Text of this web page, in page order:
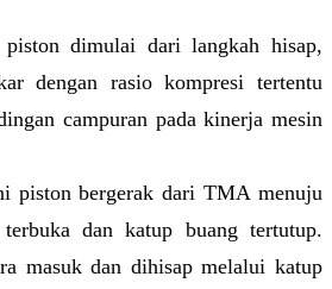
dimulai dari langkah hisap,
dengan rasio kompresi tertentu
campuran pada kinerja mesin
piston bergerak dari TMA menuju
dan katup buang tertutup.
masuk dan dihisap melalui katup